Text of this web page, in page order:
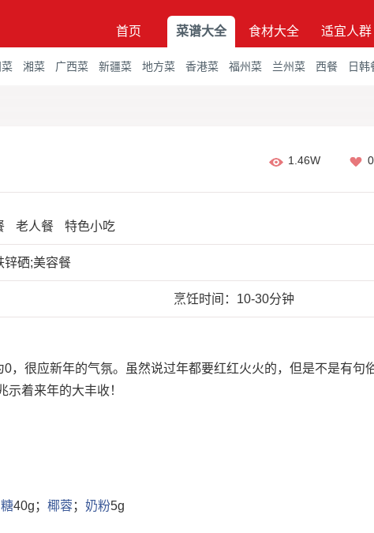
首页 菜谱大全 食材大全 适宜人群
湘菜 广西菜 新疆菜 地方菜 香港菜 福州菜 兰州菜 西餐 日韩
1.46W
老人餐 特色小吃
锌硒;美容餐
烹饪时间：10-30分钟
，很应新年的气氛。虽然说过年都要红红火火的，但是不是有句
示着来年的大丰收！
40g； 椰蓉 ； 奶粉5g